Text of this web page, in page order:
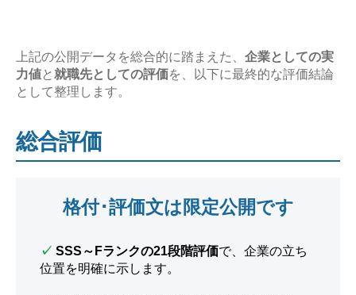
上記の公開データを総合的に踏まえた、 企業としての実
力値と就職先としての評価を、以下に最終的な評価結論
として整理します。
総合評価
格付･評価文は限定公開です
✓ SSS～Fランクの21段階評価で、企業の立ち
位置を明確に示します。